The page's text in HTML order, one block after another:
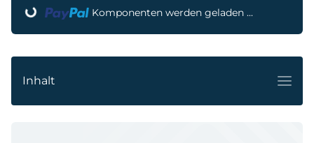
Komponenten werden geladen ...
Inhalt